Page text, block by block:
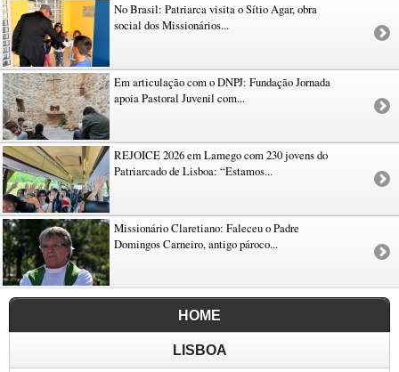
No Brasil: Patriarca visita o Sítio Agar, obra
social dos Missionários...
Em articulação com o DNPJ: Fundação Jornada
apoia Pastoral Juvenil com...
REJOICE 2026 em Lamego com 230 jovens do
Patriarcado de Lisboa: “Estamos...
Missionário Claretiano: Faleceu o Padre
Domingos Carneiro, antigo pároco...
HOME
LISBOA